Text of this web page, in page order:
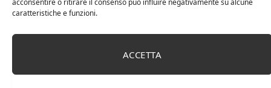
acconsentire o ritirare il consenso può influire negativamente su alcune
caratteristiche e funzioni.
ACCETTA